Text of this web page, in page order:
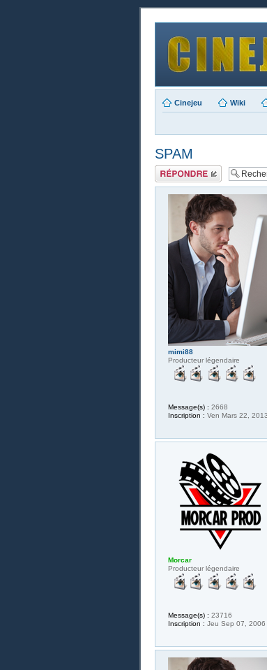
Cinejeu Wiki
SPAM
Publier une
réponse
mimi88
Producteur légendaire
Message(s) : 2668
Inscription : Ven Mars 22,
Morcar
Producteur légendaire
Message(s) : 23716
Inscription : Jeu Sep 07, 2006